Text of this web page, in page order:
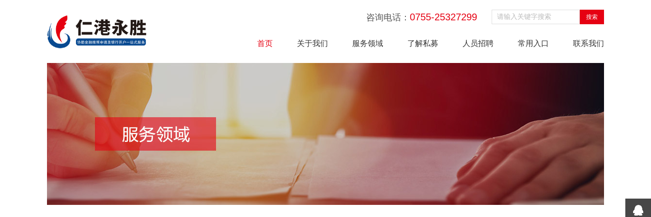
咨询电话： 0755-25327299
首页 关于我们 服务领域 了解私募 人员招聘 常用入口 联系我们